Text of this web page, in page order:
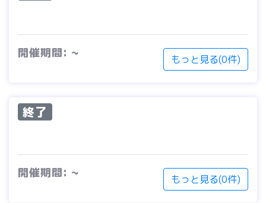
開催期間: ~ もっと見る(0件)
終了
開催期間: ~ もっと見る(0件)